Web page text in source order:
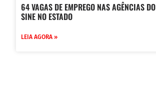
64 VAGAS DE EMPREGO NAS AGÊNCIAS DO
SINE NO ESTADO
LEIA AGORA »